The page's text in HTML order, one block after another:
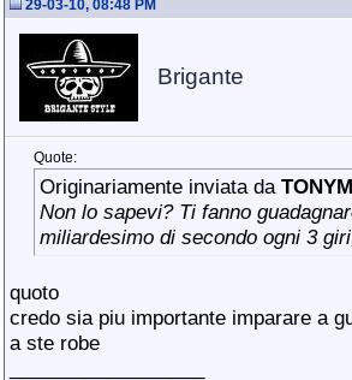
29-03-10, 08:48 PM
Brigante
Quote:
Originariamente inviata da
Non lo sapevi? Ti fanno
miliardesimo di secondo ogni 3
quoto
credo sia piu importante imparare a
a ste robe